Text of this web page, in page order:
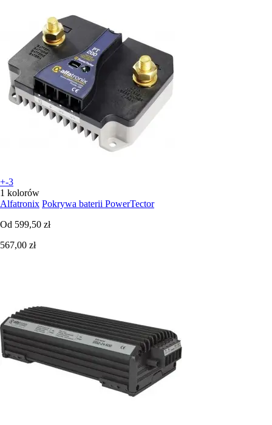
+-3
1 kolorów
Alfatronix Pokrywa baterii PowerTector
Od 599,50 zł
567,00 zł